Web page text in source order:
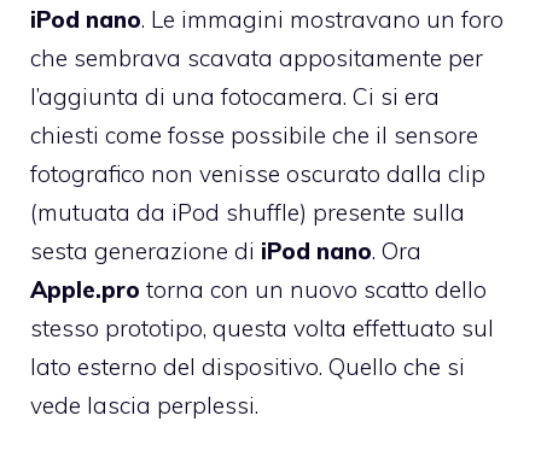
iPod nano. Le immagini mostravano un foro
che sembrava scavata appositamente per
l’aggiunta di una fotocamera. Ci si era
chiesti come fosse possibile che il sensore
fotografico non venisse oscurato dalla clip
(mutuata da iPod shuffle) presente sulla
sesta generazione di iPod nano. Ora
Apple.pro torna con un nuovo scatto dello
stesso prototipo, questa volta effettuato sul
lato esterno del dispositivo. Quello che si
vede lascia perplessi.